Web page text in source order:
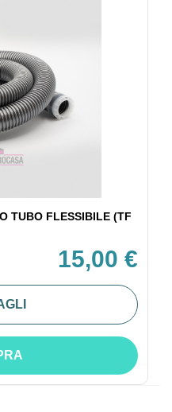
TUBO FLESSIBILE (TF
15,00 €